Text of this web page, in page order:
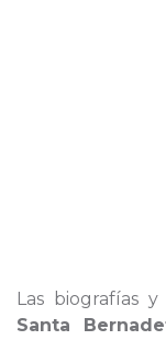
Las biografías
Santa